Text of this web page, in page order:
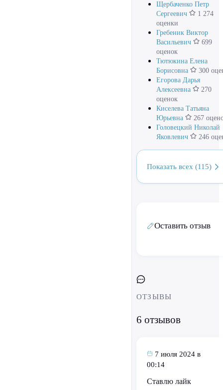
Щербаченко Петр
Сергеевич
1 274
оценки
Гребеник Виктор
Васильевич
699
оценок
Тютюкина Елена
Борисовна
300
Егорова Дарья
Алексеевна
270
оценок
Киселева Татьяна
Юрьевна
267
Головецкий Николай
Яковлевич
246
Показать всех (115)
Оставить отзыв
ОТЗЫВЫ
6 отзывов
7 июля 2024 в
00:14
Ставлю лайк